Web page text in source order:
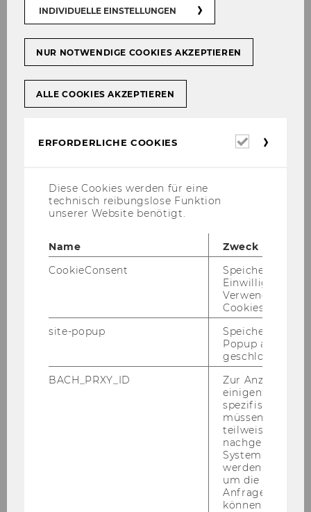
Mehr Ein­drü­cke sowie das Pro­gramm der Kon­
Pro­gramm und Track­ein­tei­lung
INDIVIDUELLE EINSTELLUNGEN
NUR NOTWENDIGE COOKIES AKZEPTIEREN
ALLE COOKIES AKZEPTIEREN
ERFORDERLICHE COOKIES
Diese Cookies werden für eine
technisch reibungslose Funktion
unserer Website benötigt.
Name
Zweck
CookieConsent
Speichert Ihre
Einwilligung zur
Verwendung von
Cookies.
site-popup
Speichert ob ein
Popup
geschlossen
BACH_PRXY_ID
Zur Anzeige von
einigen WU-
spezifischen
müssen
teilweise von
nachgelagerten
System
werden.
um die Antwort
Anfrage
können.